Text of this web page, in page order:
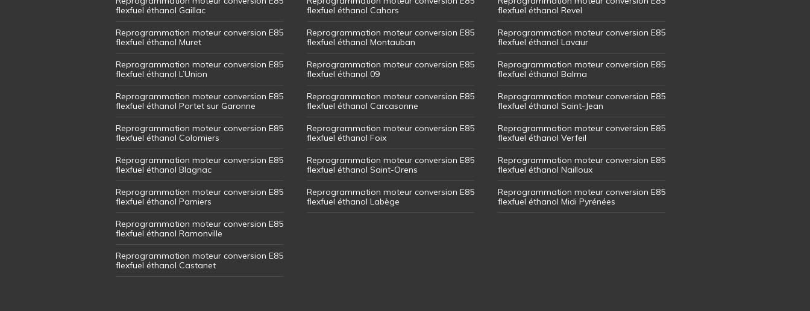
flexfuel éthanol Gaillac
Reprogrammation moteur conversion E85
flexfuel éthanol Muret
Reprogrammation moteur conversion E85
flexfuel éthanol L’Union
Reprogrammation moteur conversion E85
flexfuel éthanol Portet sur Garonne
Reprogrammation moteur conversion E85
flexfuel éthanol Colomiers
Reprogrammation moteur conversion E85
flexfuel éthanol Blagnac
Reprogrammation moteur conversion E85
flexfuel éthanol Pamiers
Reprogrammation moteur conversion E85
flexfuel éthanol Ramonville
Reprogrammation moteur conversion E85
flexfuel éthanol Castanet
flexfuel éthanol Cahors
Reprogrammation moteur conversion E85
flexfuel éthanol Montauban
Reprogrammation moteur conversion E85
flexfuel éthanol 09
Reprogrammation moteur conversion E85
flexfuel éthanol Carcasonne
Reprogrammation moteur conversion E85
flexfuel éthanol Foix
Reprogrammation moteur conversion E85
flexfuel éthanol Saint-Orens
Reprogrammation moteur conversion E85
flexfuel éthanol Labège
flexfuel éthanol Revel
Reprogrammation moteur conversion E85
flexfuel éthanol Lavaur
Reprogrammation moteur conversion E85
flexfuel éthanol Balma
Reprogrammation moteur conversion E85
flexfuel éthanol Saint-Jean
Reprogrammation moteur conversion E85
flexfuel éthanol Verfeil
Reprogrammation moteur conversion E85
flexfuel éthanol Nailloux
Reprogrammation moteur conversion E85
flexfuel éthanol Midi Pyrénées